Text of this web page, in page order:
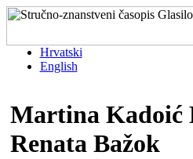
Hrvatski
English
Martina Kadoić
Renata Bažok